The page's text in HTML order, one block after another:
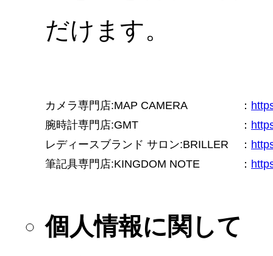
だけます。
カメラ専門店:MAP CAMERA ：
腕時計専門店:GMT
：
レディースブランド サロン:BRILLER
：
筆記具専門店:KINGDOM NOTE
：
個人情報に関して